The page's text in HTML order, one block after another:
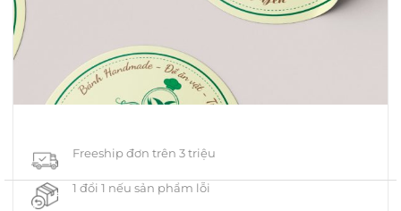
Freeship đơn trên 3 triệu
1 đổi 1 nếu sản phẩm lỗi